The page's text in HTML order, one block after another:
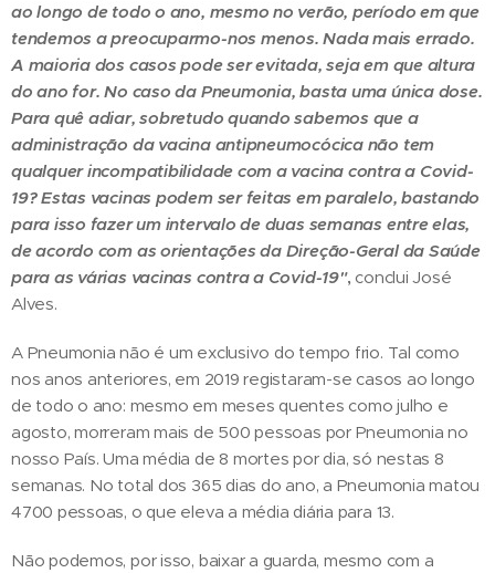
ao longo de todo o ano, mesmo no verão, período em que
tendemos a preocuparmo-nos menos. Nada mais errado.
A maioria dos casos pode ser evitada, seja em que altura
do ano for. No caso da Pneumonia, basta uma única dose.
Para quê adiar, sobretudo quando sabemos que a
administração da vacina antipneumocócica não tem
qualquer incompatibilidade com a vacina contra a Covid-
19? Estas vacinas podem ser feitas em paralelo, bastando
para isso fazer um intervalo de duas semanas entre elas,
de acordo com as orientações da Direção-Geral da Saúde
para as várias vacinas contra a Covid-19", conclui José
Alves.
A Pneumonia não é um exclusivo do tempo frio. Tal como
nos anos anteriores, em 2019 registaram-se casos ao longo
de todo o ano: mesmo em meses quentes como julho e
agosto, morreram mais de 500 pessoas por Pneumonia no
nosso País. Uma média de 8 mortes por dia, só nestas 8
semanas. No total dos 365 dias do ano, a Pneumonia matou
4700 pessoas, o que eleva a média diária para 13.
Não podemos, por isso, baixar a guarda, mesmo com a